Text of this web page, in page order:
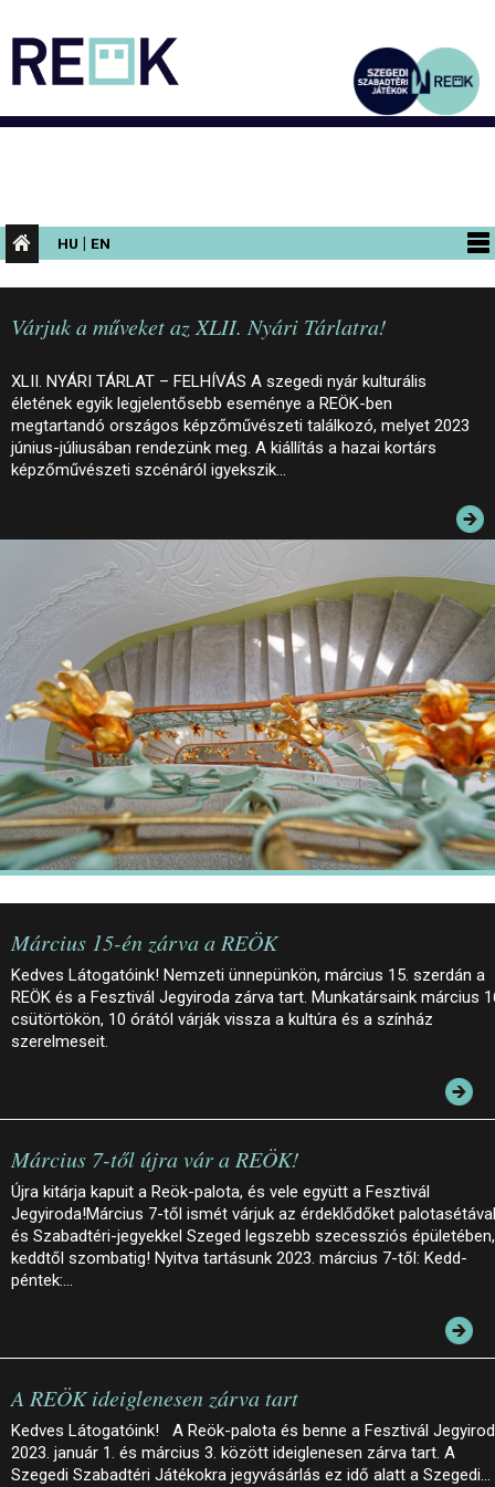
HU | EN
PROGRAMOK
KIÁLLÍTÁSOK
AZ ÉPÜLET
INFORMÁCIÓK
KONFERENCIA
ELÉRHETŐSÉG
PALOTASÉTÁK ÉS VEZETÉSEK
KÖZÉRDEKŰ ADATOK
Várjuk a műveket az XLII. Nyári Tárlatra!
XLII. NYÁRI TÁRLAT – FELHÍVÁS A szegedi nyár kulturális
életének egyik legjelentősebb eseménye a REÖK-ben
megtartandó országos képzőművészeti találkozó, melyet 2023
június-júliusában rendezünk meg. A kiállítás a hazai kortárs
képzőművészeti szcénáról igyekszik…
Március 15-én zárva a REÖK
Kedves Látogatóink! Nemzeti ünnepünkön, március 15. szerdán a
REÖK és a Fesztivál Jegyiroda zárva tart. Munkatársaink március
csütörtökön, 10 órától várják vissza a kultúra és a színház
szerelmeseit.
Március 7-től újra vár a REÖK!
Újra kitárja kapuit a Reök-palota, és vele együtt a Fesztivál
Jegyiroda!Március 7-től ismét várjuk az érdeklődőket palotasétával
és Szabadtéri-jegyekkel Szeged legszebb szecessziós épületében,
keddtől szombatig! Nyitva tartásunk 2023. március 7-től: Kedd-
péntek:…
A REÖK ideiglenesen zárva tart
Kedves Látogatóink! A Reök-palota és benne a Fesztivál
2023. január 1. és március 3. között ideiglenesen zárva tart. A
Szegedi Szabadtéri Játékokra jegyvásárlás ez idő alatt a Szegedi…